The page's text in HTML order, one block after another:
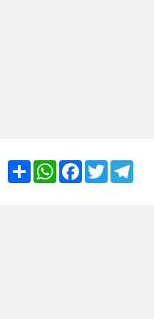
ShareWhatsApp
Facebook
Twitter